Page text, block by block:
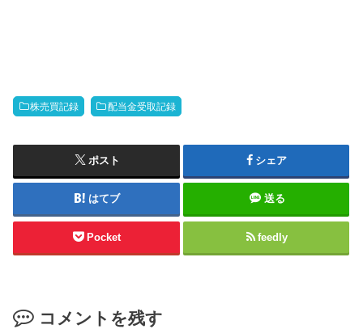
株売買記録 配当金受取記録
ポスト シェア
はてブ 送る
Pocket feedly
コメントを残す